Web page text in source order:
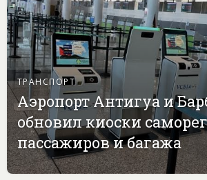
ТРАНСПОРТ
Аэропорт Антигуа и
обновил киоски
пассажиров и багажа